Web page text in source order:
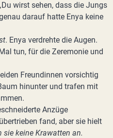
wirst sehen, dass die Jungs
darauf hatte Enya keine
. Enya verdrehte die Augen.
tun, für die Zeremonie und
Freundinnen vorsichtig
hinunter und trafen mit
Anzüge
fand, aber sie hielt
sie keine Krawatten an.